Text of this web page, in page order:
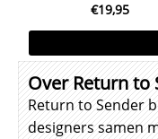
€19,95
Over Return to
Return to Sender
designers samen